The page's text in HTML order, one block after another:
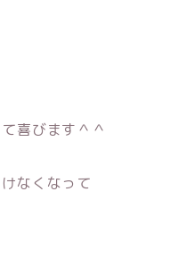
喜びます＾＾
なくなって